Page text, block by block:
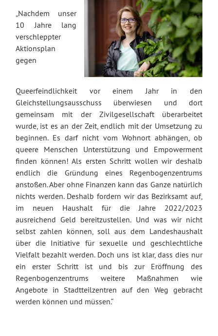
„Nachdem unser
10 Jahre lang
verschleppter
Aktionsplan
gegen
Queerfeindlichkeit vor einem Jahr in den
Gleichstellungsausschuss überwiesen und dort
gemeinsam mit der Zivilgesellschaft überarbeitet
wurde, ist es an der Zeit, endlich mit der Umsetzung zu
beginnen. Es darf nicht vom Wohnort abhängen, ob
queere Menschen Unterstützung und Empowerment
finden können! Als ersten Schritt wollen wir deshalb
endlich die Gründung eines Regenbogenzentrums
anstoßen. Aber ohne Finanzen kann das Ganze natürlich
nichts werden. Deshalb fordern wir das Bezirksamt auf,
im neuen Haushalt für die Jahre 2022/2023
ausreichend Geld bereitzustellen. Und was wir nicht
selbst zahlen können, soll aus dem Landeshaushalt
über die Initiative für sexuelle und geschlechtliche
Vielfalt bezahlt werden. Doch uns ist klar, dass dies nur
ein erster Schritt ist und bis zur Eröffnung des
Regenbogenzentrums weitere Maßnahmen wie
Angebote in Stadtteilzentren auf den Weg gebracht
werden können und müssen.“